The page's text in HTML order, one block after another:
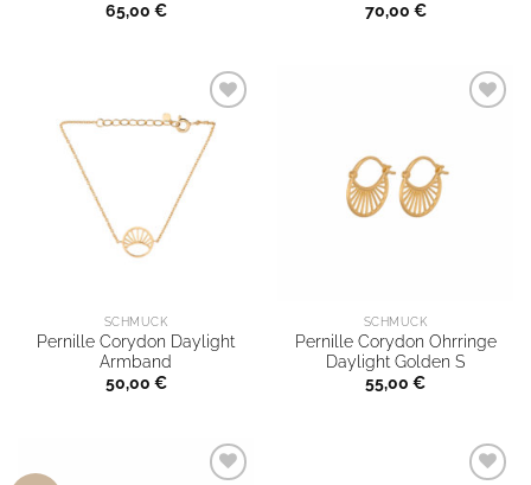
65,00 €
70,00 €
SCHMUCK
Pernille Corydon Daylight
Armband
50,00 €
SCHMUCK
Pernille Corydon Ohrringe
Daylight Golden S
55,00 €